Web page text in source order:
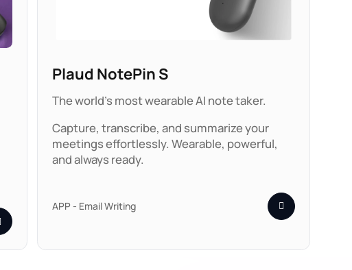
Plaud NotePin S
The world's most wearable AI note taker.
Capture, transcribe, and summarize your
meetings effortlessly. Wearable, powerful,
and always ready.
APP - Email Writing